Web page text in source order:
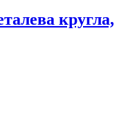
кругла,